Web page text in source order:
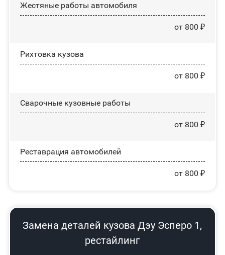
Жестяные работы автомобиля
от 800 ₽
Рихтовка кузова
от 800 ₽
Сварочные кузовные работы
от 800 ₽
Реставрация автомобилей
от 800 ₽
Замена деталей кузова Дэу Эсперо 1,
рестайлинг